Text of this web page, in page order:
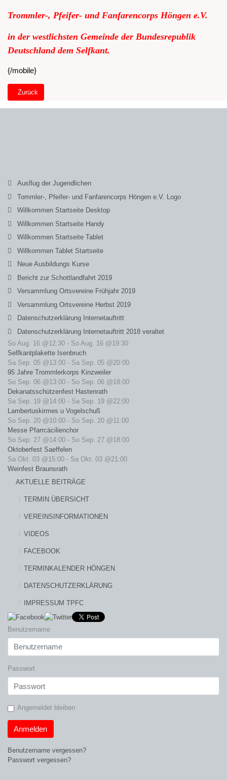
Trommler-, Pfeifer- und Fanfarencorps Höngen e.V.
in der westlichsten Gemeinde der Bundesrepublik
Deutschland dem Selfkant.
{/mobile}
Vorheriger Beitrag: Willkommen Startseite Tablet
Zurück
Ausflug der Jugendlichen
Tommler-, Pfeifer- und Fanfarencorps Höngen e.V. Logo
Willkommen Startseite Desktop
Willkommen Startseite Handy
Willkommen Startseite Tablet
Willkommen Tablet Startseite
Neue Ausbildungs Kurse
Bericht zur Schottlandfahrt 2019
Versammlung Ortsvereine Frühjahr 2019
Versammlung Ortsvereine Herbst 2019
Datenschutzerklärung Internetauftritt
Datenschutzerklärung Internetauftritt 2018 veraltet
So Aug. 16 @12:30 - So Aug. 16 @19:30
Selfkantplakette Isenbruch
Sa Sep. 05 @13:00 - Sa Sep. 05 @20:00
95 Jahre Trommlerkorps Kinzweiler
So Sep. 06 @13:00 - So Sep. 06 @18:00
Dekanatsschützenfest Hastenrath
Sa Sep. 19 @14:00 - Sa Sep. 19 @22:00
Lambertuskirmes u Vogelschuß
So Sep. 20 @10:00 - So Sep. 20 @11:00
Messe Pfarrcäcilienchor
So Sep. 27 @14:00 - So Sep. 27 @18:00
Oktoberfest Saeffelen
Sa Okt. 03 @15:00 - Sa Okt. 03 @21:00
Weinfest Braunsrath
AKTUELLE BEITRÄGE
TERMIN ÜBERSICHT
VEREINSINFORMATIONEN
VIDEOS
FACEBOOK
TERMINKALENDER HÖNGEN
DATENSCHUTZERKLÄRUNG
IMPRESSUM TPFC
Benutzername
Passwort
Angemeldet bleiben
Anmelden
Benutzername vergessen?
Passwort vergessen?